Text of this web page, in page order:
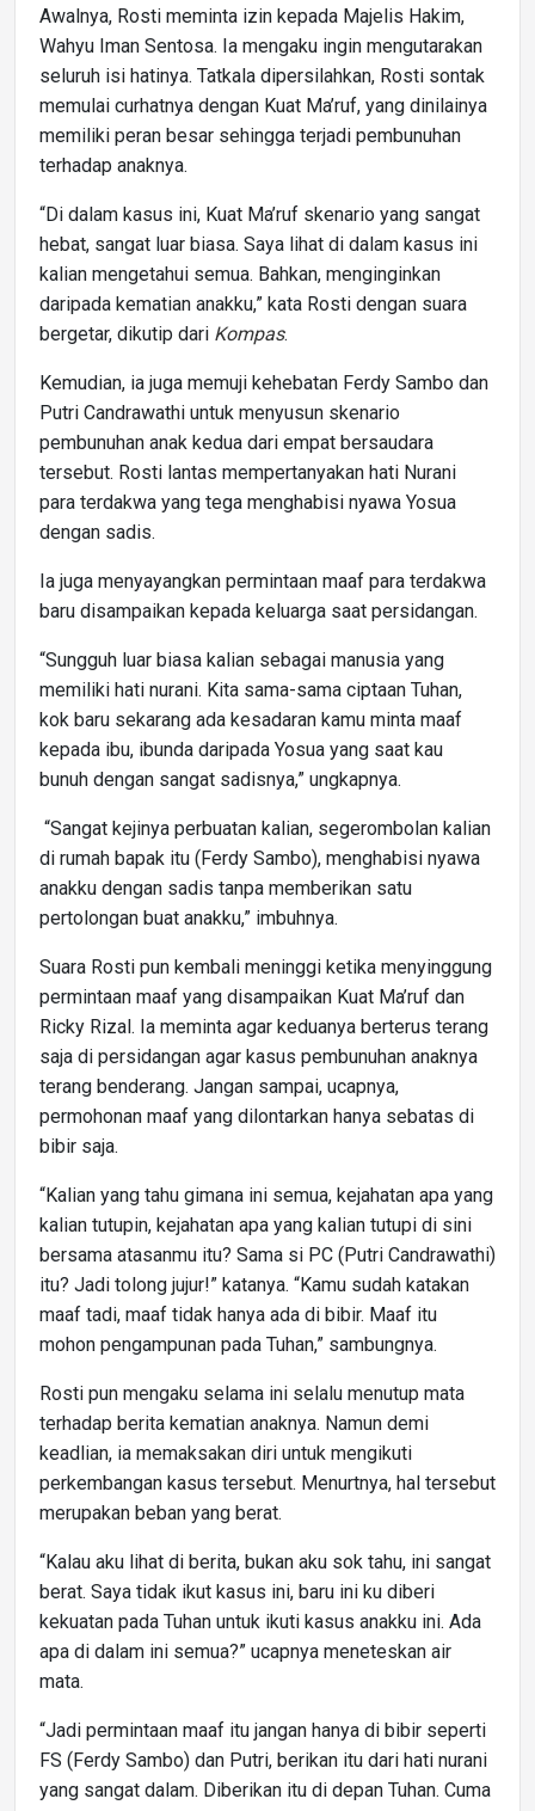
Awalnya, Rosti meminta izin kepada Majelis Hakim,
Wahyu Iman Sentosa. Ia mengaku ingin mengutarakan
seluruh isi hatinya. Tatkala dipersilahkan, Rosti sontak
memulai curhatnya dengan Kuat Ma’ruf, yang dinilainya
memiliki peran besar sehingga terjadi pembunuhan
terhadap anaknya.
“Di dalam kasus ini, Kuat Ma’ruf skenario yang sangat
hebat, sangat luar biasa. Saya lihat di dalam kasus ini
kalian mengetahui semua. Bahkan, menginginkan
daripada kematian anakku,” kata Rosti dengan suara
bergetar, dikutip dari Kompas.
Kemudian, ia juga memuji kehebatan Ferdy Sambo dan
Putri Candrawathi untuk menyusun skenario
pembunuhan anak kedua dari empat bersaudara
tersebut. Rosti lantas mempertanyakan hati Nurani
para terdakwa yang tega menghabisi nyawa Yosua
dengan sadis.
Ia juga menyayangkan permintaan maaf para terdakwa
baru disampaikan kepada keluarga saat persidangan.
“Sungguh luar biasa kalian sebagai manusia yang
memiliki hati nurani. Kita sama-sama ciptaan Tuhan,
kok baru sekarang ada kesadaran kamu minta maaf
kepada ibu, ibunda daripada Yosua yang saat kau
bunuh dengan sangat sadisnya,” ungkapnya.
“Sangat kejinya perbuatan kalian, segerombolan kalian
di rumah bapak itu (Ferdy Sambo), menghabisi nyawa
anakku dengan sadis tanpa memberikan satu
pertolongan buat anakku,” imbuhnya.
Suara Rosti pun kembali meninggi ketika menyinggung
permintaan maaf yang disampaikan Kuat Ma’ruf dan
Ricky Rizal. Ia meminta agar keduanya berterus terang
saja di persidangan agar kasus pembunuhan anaknya
terang benderang. Jangan sampai, ucapnya,
permohonan maaf yang dilontarkan hanya sebatas di
bibir saja.
“Kalian yang tahu gimana ini semua, kejahatan apa yang
kalian tutupin, kejahatan apa yang kalian tutupi di sini
bersama atasanmu itu? Sama si PC (Putri Candrawathi)
itu? Jadi tolong jujur!” katanya. “Kamu sudah katakan
maaf tadi, maaf tidak hanya ada di bibir. Maaf itu
mohon pengampunan pada Tuhan,” sambungnya.
Rosti pun mengaku selama ini selalu menutup mata
terhadap berita kematian anaknya. Namun demi
keadlian, ia memaksakan diri untuk mengikuti
perkembangan kasus tersebut. Menurtnya, hal tersebut
merupakan beban yang berat.
“Kalau aku lihat di berita, bukan aku sok tahu, ini sangat
berat. Saya tidak ikut kasus ini, baru ini ku diberi
kekuatan pada Tuhan untuk ikuti kasus anakku ini. Ada
apa di dalam ini semua?” ucapnya meneteskan air
mata.
“Jadi permintaan maaf itu jangan hanya di bibir seperti
FS (Ferdy Sambo) dan Putri, berikan itu dari hati nurani
yang sangat dalam. Diberikan itu di depan Tuhan. Cuma